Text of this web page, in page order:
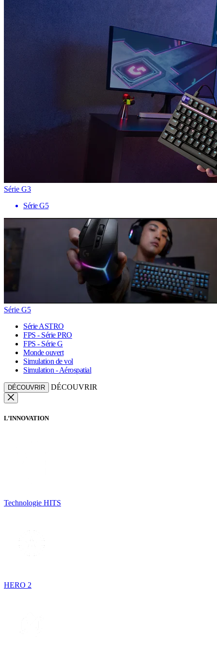
Série G3
Série G5
Série G5
Série ASTRO
FPS - Série PRO
FPS - Série G
Monde ouvert
Simulation de vol
Simulation - Aérospatial
DÉCOUVRIR DÉCOUVRIR
L’INNOVATION
Technologie HITS
HERO 2